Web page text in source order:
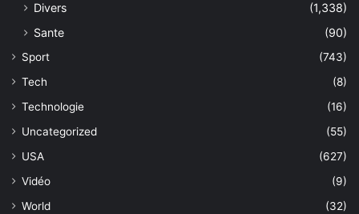
Divers
(1,338)
Sante
(90)
Sport
(743)
Tech
(8)
Technologie
(16)
Uncategorized
(55)
USA
(627)
Vidéo
(9)
World
(32)